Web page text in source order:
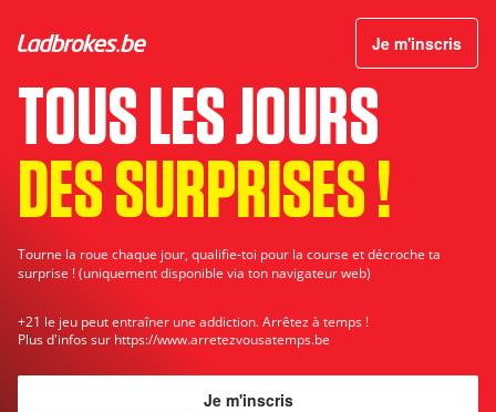
Je m'inscris
TOUS LES JOURS
DES SURPRISES !
Tourne la roue chaque jour, qualifie-toi pour la course et décroche ta
surprise ! (uniquement disponible via ton navigateur web)
+21 le jeu peut entraîner une addiction. Arrêtez à temps !
Plus d'infos sur https://www.arretezvousatemps.be
Je m'inscris